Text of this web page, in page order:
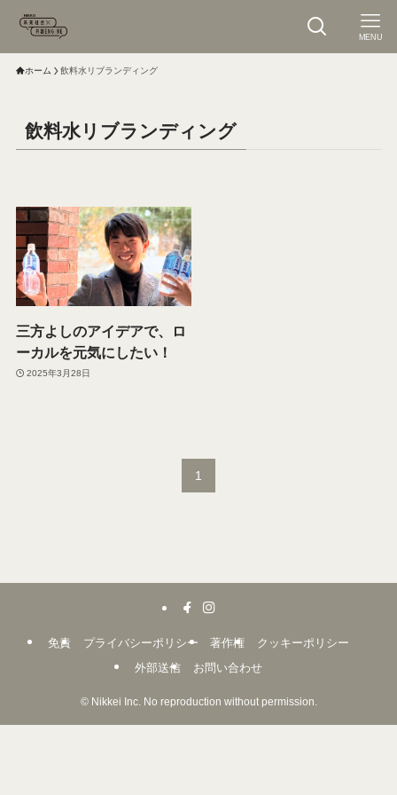
MENU
ホーム 飲料水リブランディング
飲料水リブランディング
三方よしのアイデアで、ロ
ーカルを元気にしたい！
2025年3月28日
1
免責 プライバシーポリシー 著作権
クッキーポリシー
外部送信
お問い合わせ
©Nikkei Inc. No reproduction without permission.